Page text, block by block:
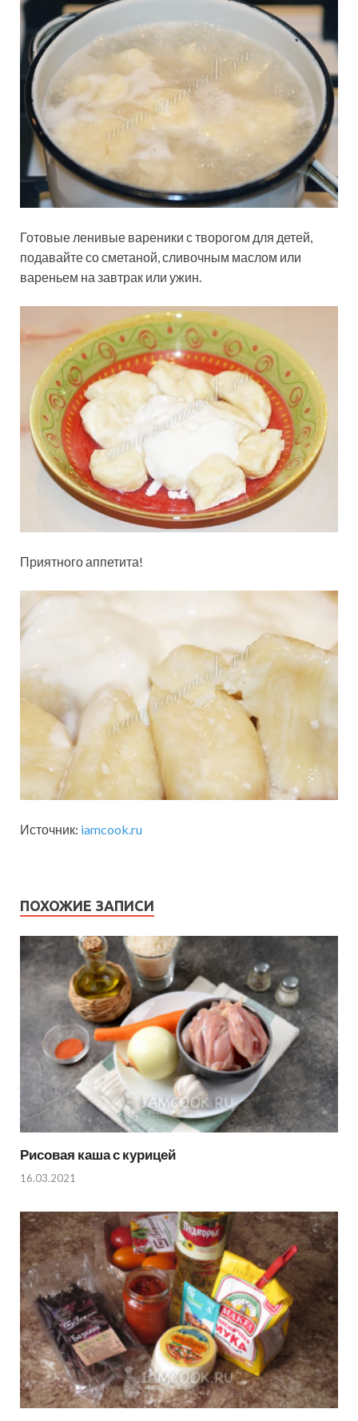
Готовые ленивые вареники с творогом для детей,
подавайте со сметаной, сливочным маслом или
вареньем на завтрак или ужин.
Приятного аппетита!
Источник: iamcook.ru
ПОХОЖИЕ ЗАПИСИ
Рисовая каша с курицей
16.03.2021